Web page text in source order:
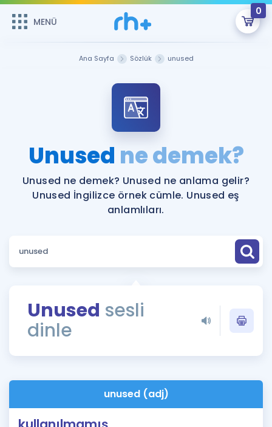
MENÜ
0
ÜYE DEĞİLİM
Sepetin Şu An Boş.
Remzi Hoca ile seni sınava hazırlayacak onlarca eğitim seni
bekliyor!
MENÜ
Faydalı Araçlar
Sözlük
Rehberlik Aracı
ÖSYM Sınav Takvimi
İngilizce Gramer
Hakkımızda
Ana Sayfa Sözlük unused
Unused ne demek?
Unused ne demek? Unused ne anlama gelir?
Unused İngilizce örnek cümle. Unused eş
anlamlıları.
Unused sesli
dinle
unused (adj)